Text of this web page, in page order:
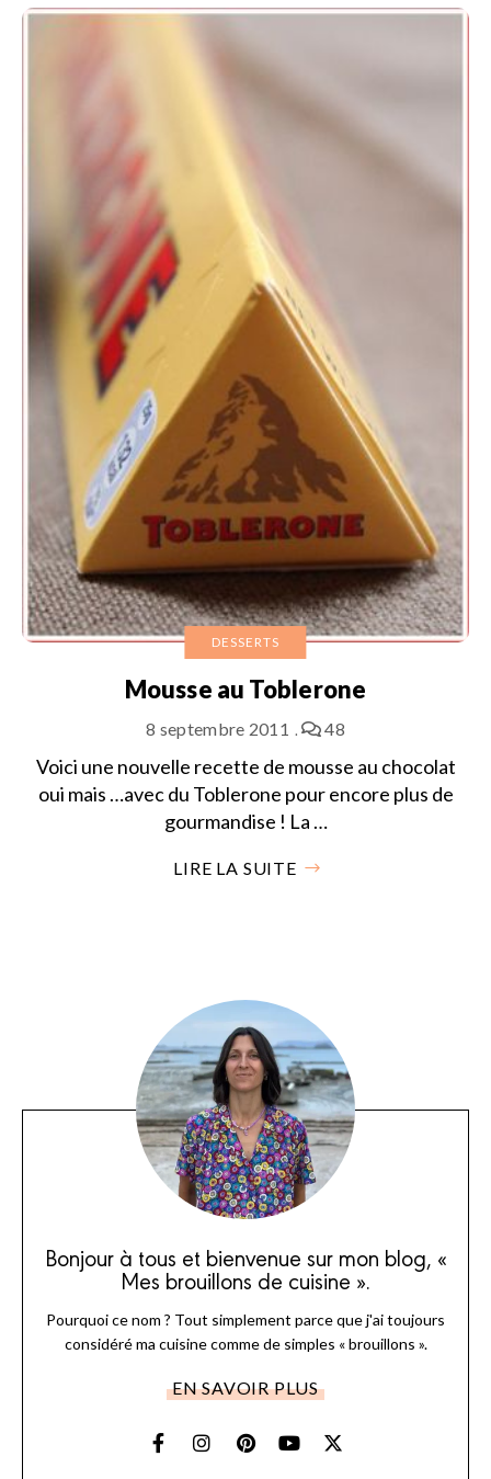
DESSERTS
Mousse au Toblerone
8 septembre 2011 48
Voici une nouvelle recette de mousse au chocolat
oui mais …avec du Toblerone pour encore plus de
gourmandise ! La …
LIRE LA SUITE
Bonjour à tous et bienvenue sur mon blog, «
Mes brouillons de cuisine ».
Pourquoi ce nom ? Tout simplement parce que j'ai toujours
considéré ma cuisine comme de simples « brouillons ».
EN SAVOIR PLUS